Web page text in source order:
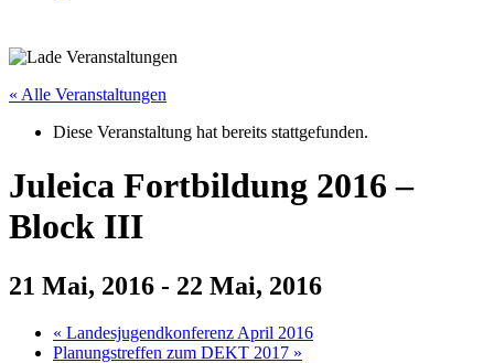
« Alle Veranstaltungen
Diese Veranstaltung hat bereits stattgefunden.
Juleica Fortbildung 2016 –
Block III
21 Mai, 2016 - 22 Mai, 2016
« Landesjugendkonferenz April 2016
Planungstreffen zum DEKT 2017 »